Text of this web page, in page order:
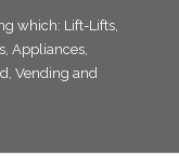
which: Lift-Lifts,
Appliances,
Vending and